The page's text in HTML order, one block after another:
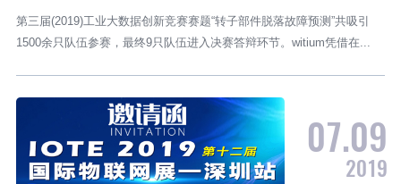
第三届(2019)工业大数据创新竞赛赛题“转子部件脱落故障预测”共吸引
1500余只队伍参赛，最终9只队伍进入决赛答辩环节。witium凭借在...
07.09
2019